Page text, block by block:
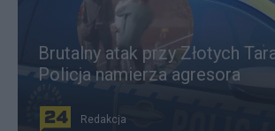
Brutalny atak przy Złotych
Policja namierza agresora
Redakcja